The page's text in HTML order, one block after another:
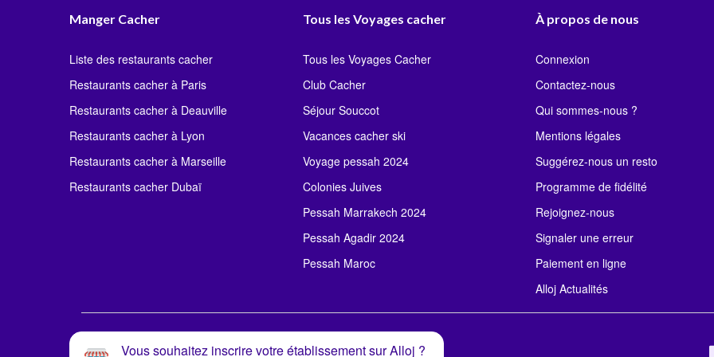
Manger Cacher
Liste des restaurants cacher
Restaurants cacher à Paris
Restaurants cacher à Deauville
Restaurants cacher à Lyon
Restaurants cacher à Marseille
Restaurants cacher Dubaï
Tous les Voyages cacher
Tous les Voyages Cacher
Club Cacher
Séjour Souccot
Vacances cacher ski
Voyage pessah 2024
Colonies Juives
Pessah Marrakech 2024
Pessah Agadir 2024
Pessah Maroc
À propos de nous
Connexion
Contactez-nous
Qui sommes-nous ?
Mentions légales
Suggérez-nous un resto
Programme de fidélité
Rejoignez-nous
Signaler une erreur
Paiement en ligne
Alloj Actualités
Vous souhaitez inscrire votre établissement sur Alloj ?